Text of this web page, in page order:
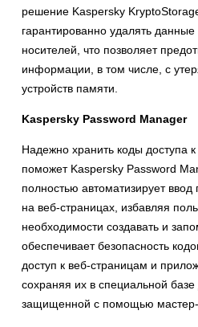
решение Kaspersky
гарантированно удалять
носителей, что позволяет
информации, в том числе, с
устройств памяти.
Kaspersky Password Manager
Надежно хранить коды доступа
поможет Kaspersky Password
полностью автоматизирует
на веб-страницах, избавляя
необходимости создавать и
обеспечивает безопасность
доступ к веб-страницам и
сохраняя их в специальной
защищенной с помощью